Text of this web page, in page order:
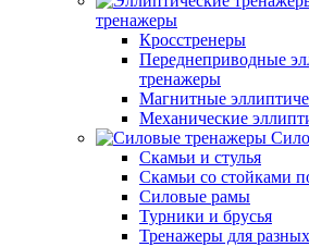
тренажеры
Кросстренеры
Переднеприводные
тренажеры
Магнитные
Механические
Скамьи и стулья
Скамьи со стойками
Силовые рамы
Турники и брусья
Тренажеры для